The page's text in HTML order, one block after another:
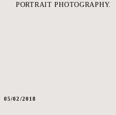
PORTRAIT PHOTOGRAPHY.
05/02/2018